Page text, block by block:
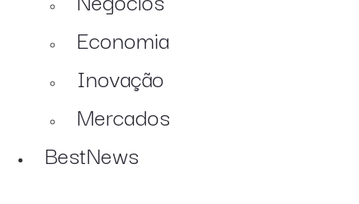
Economia
Inovação
Mercados
BestNews